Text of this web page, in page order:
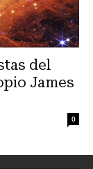
del
James
0